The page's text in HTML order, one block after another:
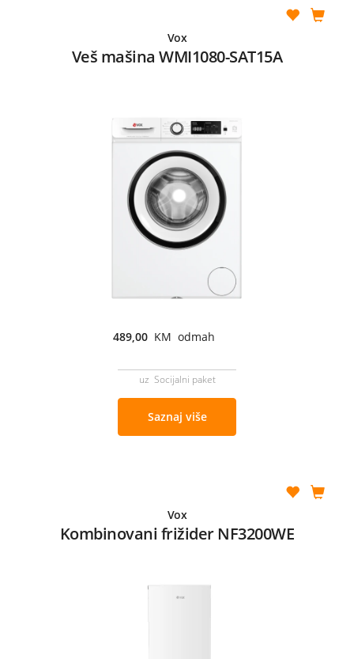
Vox
Veš mašina WMI1080-SAT15A
489,00 KM odmah
uz Socijalni paket
Saznaj više
Vox
Kombinovani frižider NF3200WE